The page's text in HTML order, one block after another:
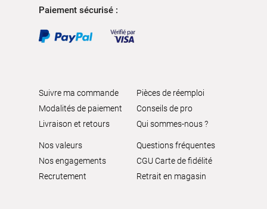
Paiement sécurisé :
Suivre ma commande
Modalités de paiement
Livraison et retours
Pièces de réemploi
Conseils de pro
Qui sommes-nous ?
Nos valeurs
Nos engagements
Recrutement
Questions fréquentes
CGU Carte de fidélité
Retrait en magasin